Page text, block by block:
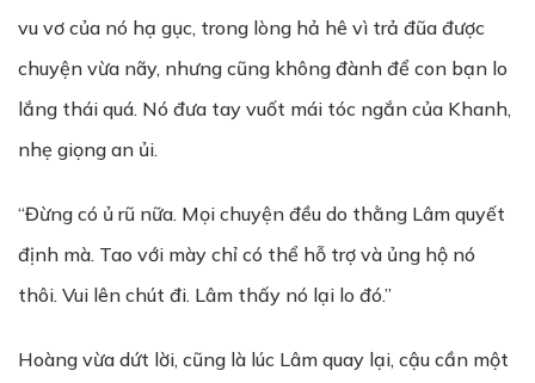
vu vơ của nó hạ gục, trong lòng hả hê vì trả đũa được
chuyện vừa nãy, nhưng cũng không đành để con bạn lo
lắng thái quá. Nó đưa tay vuốt mái tóc ngắn của Khanh,
nhẹ giọng an ủi.
“Đừng có ủ rũ nữa. Mọi chuyện đều do thằng Lâm quyết
định mà. Tao với mày chỉ có thể hỗ trợ và ủng hộ nó
thôi. Vui lên chút đi. Lâm thấy nó lại lo đó.”
Hoàng vừa dứt lời, cũng là lúc Lâm quay lại, cậu cần một